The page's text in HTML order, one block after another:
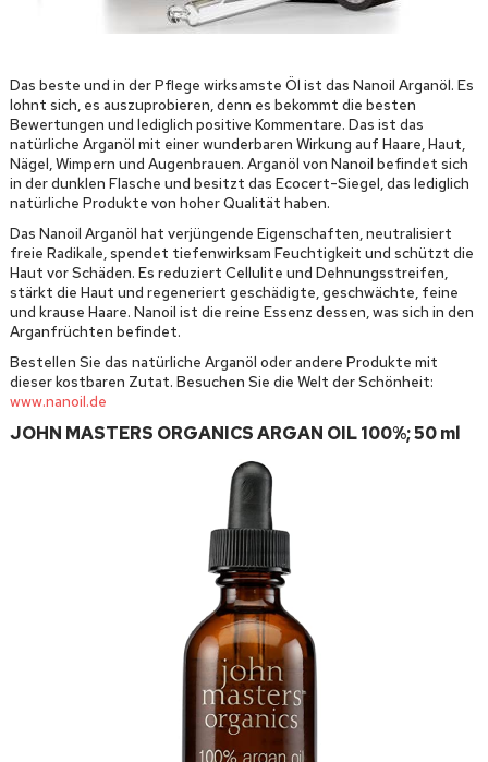
Das beste und in der Pflege wirksamste Öl ist das Nanoil Arganöl. Es
lohnt sich, es auszuprobieren, denn es bekommt die besten
Bewertungen und lediglich positive Kommentare. Das ist das
natürliche Arganöl mit einer wunderbaren Wirkung auf Haare, Haut,
Nägel, Wimpern und Augenbrauen. Arganöl von Nanoil befindet sich
in der dunklen Flasche und besitzt das Ecocert-Siegel, das lediglich
natürliche Produkte von hoher Qualität haben.
Das Nanoil Arganöl hat verjüngende Eigenschaften, neutralisiert
freie Radikale, spendet tiefenwirksam Feuchtigkeit und schützt die
Haut vor Schäden. Es reduziert Cellulite und Dehnungsstreifen,
stärkt die Haut und regeneriert geschädigte, geschwächte, feine
und krause Haare. Nanoil ist die reine Essenz dessen, was sich in den
Arganfrüchten befindet.
Bestellen Sie das natürliche Arganöl oder andere Produkte mit
dieser kostbaren Zutat. Besuchen Sie die Welt der Schönheit:
www.nanoil.de
JOHN MASTERS ORGANICS ARGAN OIL 100%; 50 ml